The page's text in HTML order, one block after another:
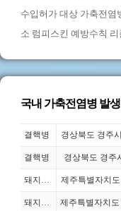
수입허가 대상 가축전염
소 럼피스킨 예방수칙 리
국내 가축전염병 발
국
결핵병 경상북도 경주
결핵병 경상북도 경주
돼지생.. 제주특별자치
돼지생..